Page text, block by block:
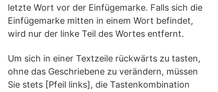
letzte Wort vor der Einfügemarke. Falls sich die
Einfügemarke mitten in einem Wort befindet,
wird nur der linke Teil des Wortes entfernt.
Um sich in einer Textzeile rückwärts zu tasten,
ohne das Geschriebene zu verändern, müssen
Sie stets [Pfeil links], die Tastenkombination